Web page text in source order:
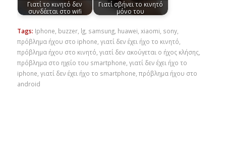
Γιατί το κινητό δεν
συνδέεται στο wifi
Γιατί σβήνει το κινητό
μόνο του
Tags: Iphone, buzzer, lg, samsung, huawei, xiaomi, sony,
πρόβλημα ήχου στο iphone, γιατί δεν έχει ήχο το κινητό,
πρόβλημα ήχου στο κινητό, γιατί δεν ακούγεται ο ήχος κλήσης,
πρόβλημα στο ηχείο του smartphone, γιατί δεν έχει ήχο το
iphone, γιατί δεν έχει ήχο το smartphone, πρόβλημα ήχου στο
android